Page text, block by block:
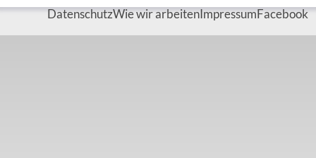
DatenschutzWie wir arbeitenImpressumFacebook